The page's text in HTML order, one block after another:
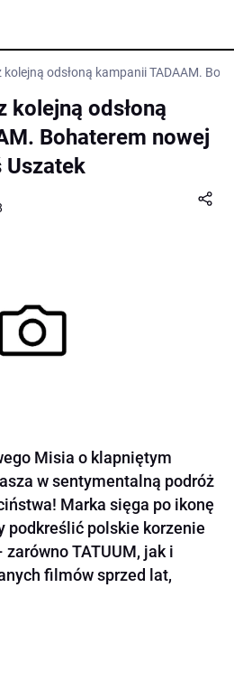
kolejną odsłoną kampanii TADAAM.
kolejną odsłoną
Bohaterem nowej
Uszatek
Misia o klapniętym
w sentymentalną podróż
Marka sięga po ikonę
podkreślić polskie korzenie
TATUUM, jak i
filmów sprzed lat,